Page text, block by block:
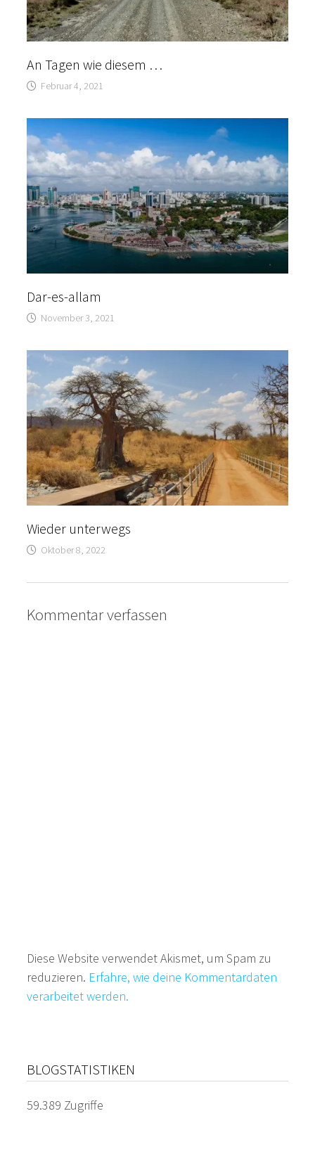
An Tagen wie diesem …
Februar 4, 2021
Dar-es-allam
November 3, 2021
Wieder unterwegs
Oktober 8, 2022
Kommentar verfassen
Diese Website verwendet Akismet, um Spam zu
reduzieren. Erfahre, wie deine Kommentardaten
verarbeitet werden.
BLOGSTATISTIKEN
59.389 Zugriffe